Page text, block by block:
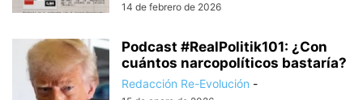
14 de febrero de 2026
Podcast #RealPolitik101: ¿Con
cuántos narcopolíticos bastaría?
Redacción Re-Evolución -